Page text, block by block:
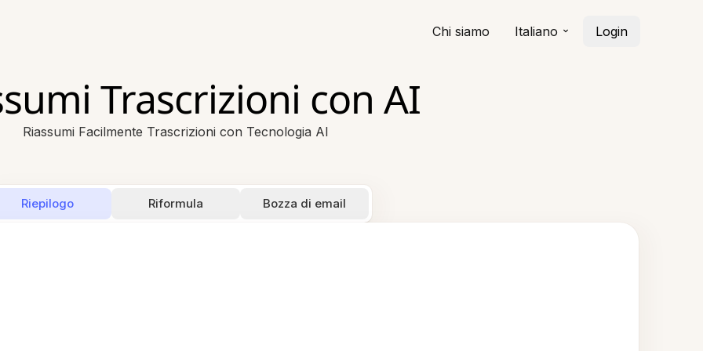
Chi siamo Italiano Login
Trascrizioni con AI
Riassumi Facilmente Trascrizioni con Tecnologia AI
Riepilogo Riformula Bozza di email